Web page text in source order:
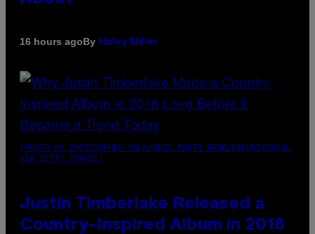
16 hours agoBy Haley Miller
(PHOTO BY CHRISTOPHER POLK/NBCU PHOTO BANK/NBCUNIVERSAL
VIA GETTY IMAGES)
Justin Timberlake Released a
Country-Inspired Album in 2018